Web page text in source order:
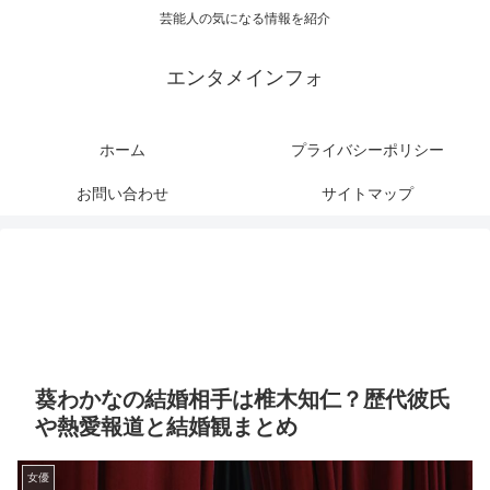
芸能人の気になる情報を紹介
エンタメインフォ
ホーム プライバシーポリシー
お問い合わせ サイトマップ
葵わかなの結婚相手は椎木知仁？歴代彼氏
や熱愛報道と結婚観まとめ
女優